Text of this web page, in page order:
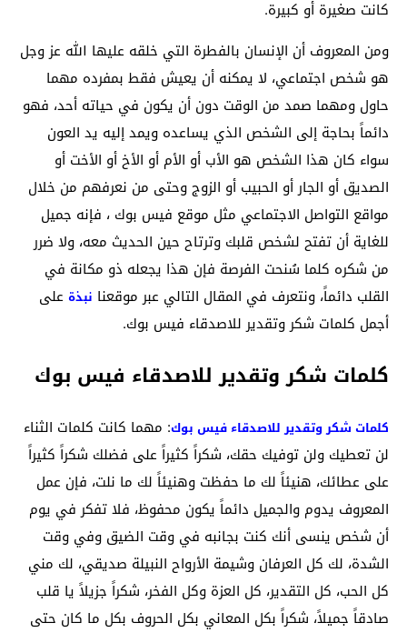
كانت صغيرة أو كبيرة.
ومن المعروف أن الإنسان بالفطرة التي خلقه عليها الله عز وجل
هو شخص اجتماعي، لا يمكنه أن يعيش فقط بمفرده مهما
حاول ومهما صمد من الوقت دون أن يكون في حياته أحد، فهو
دائماً بحاجة إلى الشخص الذي يساعده ويمد إليه يد العون
سواء كان هذا الشخص هو الأب أو الأم أو الأخ أو الأخت أو
الصديق أو الجار أو الحبيب أو الزوج وحتى من نعرفهم من خلال
مواقع التواصل الاجتماعي مثل موقع فيس بوك ، فإنه جميل
للغاية أن تفتح لشخص قلبك وترتاح حين الحديث معه، ولا ضرر
من شكره كلما سُنحت الفرصة فإن هذا يجعله ذو مكانة في
القلب دائماً، ونتعرف في المقال التالي عبر موقعنا نبذة على
أجمل كلمات شكر وتقدير للاصدقاء فيس بوك.
كلمات شكر وتقدير للاصدقاء فيس بوك
كلمات شكر وتقدير للاصدقاء فيس بوك: مهما كانت كلمات الثناء
لن تعطيك ولن توفيك حقك، شكراً كثيراً على فضلك شكراً كثيراً
على عطائك، هنيئاً لك ما حفظت وهنيئاً لك ما نلت، فإن عمل
المعروف يدوم والجميل دائماً يكون محفوظ، فلا تفكر في يوم
أن شخص ينسى أنك كنت بجانبه في وقت الضيق وفي وقت
الشدة، لك كل العرفان وشيمة الأرواح النبيلة صديقي، لك مني
كل الحب، كل التقدير، كل العزة وكل الفخر، شكراً جزيلاً يا قلب
صادقاً جميلاً، شكراً بكل المعاني بكل الحروف بكل ما كان حتى